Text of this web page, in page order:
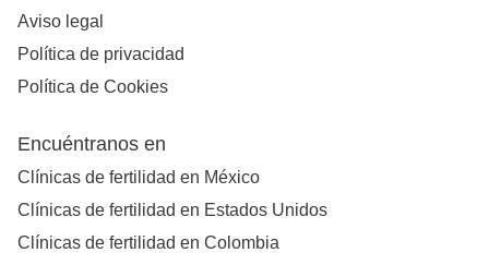
Aviso legal
Política de privacidad
Política de Cookies
Encuéntranos en
Clínicas de fertilidad en México
Clínicas de fertilidad en Estados Unidos
Clínicas de fertilidad en Colombia